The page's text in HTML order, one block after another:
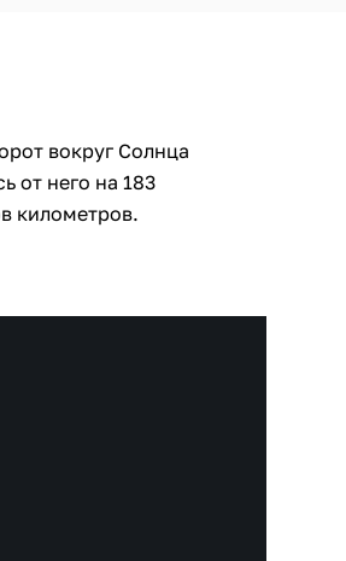
вокруг Солнца
от него на 183
километров.